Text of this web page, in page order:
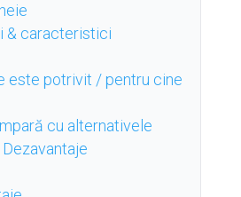
& caracteristici
este potrivit / pentru cine
cu alternativele